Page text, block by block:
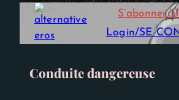
S’abonner/
Login/SE
Conduite dangereuse
Experience
Afin que notre
site Web
fonctionne
aussi bien que
de votre
visite. Si vous